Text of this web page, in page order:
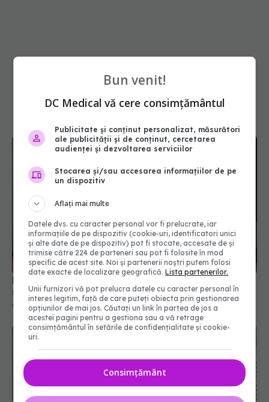
Mai trebuie să numărăm caloriile ca să slăbim? Ce
se schimbă în era medicamentelor GLP-1
09 aug 2026, 12:00
Bun venit!
DC Medical vă cere consimțământul
Publicitate și conținut personalizat, măsurători
ale publicității și de conținut, cercetarea
audienței și dezvoltarea serviciilor
Stocarea și/sau accesarea informațiilor de pe
un dispozitiv
Aflați mai multe
Datele dvs. cu caracter personal vor fi prelucrate, iar
informațiile de pe dispozitiv (cookie-uri, identificatori unici
și alte date de pe dispozitiv) pot fi stocate, accesate de și
trimise către 224 de parteneri sau pot fi folosite în mod
specific de acest site. Noi și partenerii noștri putem folosi
date exacte de localizare geografică.Lista partenerilor.
Unii furnizori vă pot prelucra datele cu caracter personal în
interes legitim, față de care puteți obiecta prin gestionarea
opțiunilor de mai jos. Căutați un link în partea de jos a
acestei pagini pentru a gestiona sau a vă retrage
consimțământul în setările de confidențialitate și cookie-
uri.
Consimțământ